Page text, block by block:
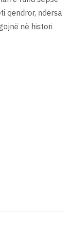
qendror, ndërsa
në histori